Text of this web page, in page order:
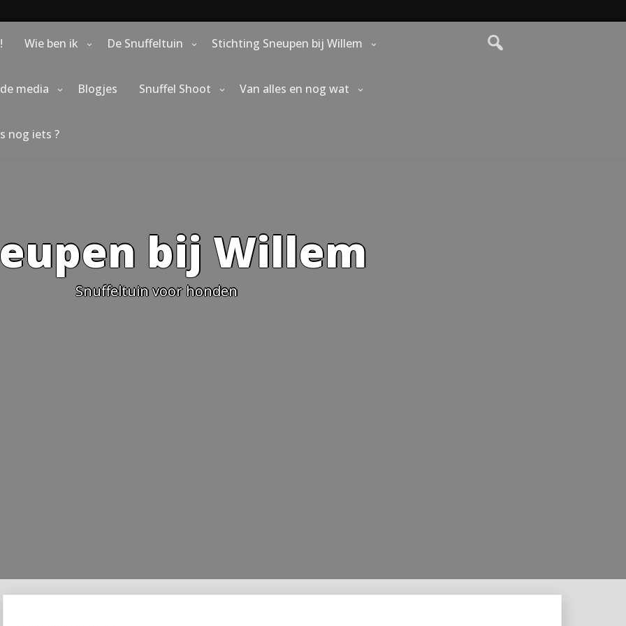
Wie ben ik De Snuffeltuin Stichting Sneupen bij Willem
media Blogjes Snuffel Shoot Van alles en nog wat
nog iets ?
bij Willem
Snuffeltuin voor honden